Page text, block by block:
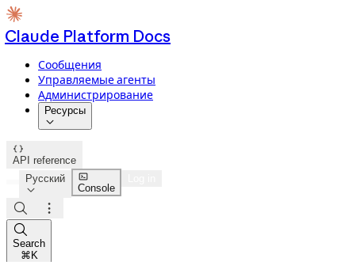
Claude Platform Docs
Сообщения
Управляемые агенты
Администрирование
Ресурсы


API reference
Русский


Console



Search
⌘K